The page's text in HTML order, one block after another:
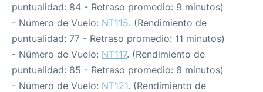
puntualidad: 84 - Retraso promedio: 9 minutos)
- Número de Vuelo: NT115. (Rendimiento de
puntualidad: 77 - Retraso promedio: 11 minutos)
- Número de Vuelo: NT117. (Rendimiento de
puntualidad: 85 - Retraso promedio: 8 minutos)
- Número de Vuelo: NT121. (Rendimiento de